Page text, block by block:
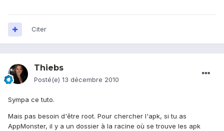
Citer
Thiebs
Posté(e) 13 décembre 2010
Sympa ce tuto.
Mais pas besoin d'être root. Pour chercher l'apk, si tu as
AppMonster, il y a un dossier à la racine où se trouve les apk